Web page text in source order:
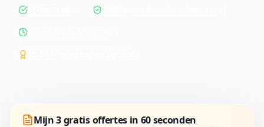
Mijn 3 gratis offertes in 60 seconden